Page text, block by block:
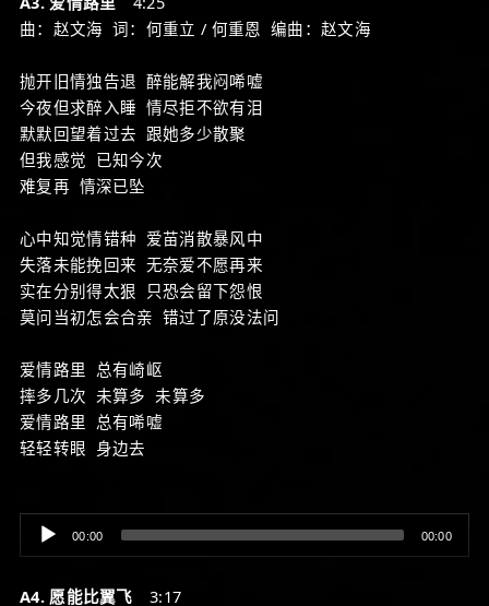
曲：赵文海 词：何重立 / 何重恩 编曲：赵文海
抛开旧情独告退 醉能解我闷唏嘘
今夜但求醉入睡 情尽拒不欲有泪
默默回望着过去 跟她多少散聚
但我感觉 已知今次
难复再 情深已坠
心中知觉情错种 爱苗消散暴风中
失落未能挽回来 无奈爱不愿再来
实在分别得太狠 只恐会留下怨恨
莫问当初怎会合亲 错过了原没法问
爱情路里 总有崎岖
摔多几次 未算多 未算多
爱情路里 总有唏嘘
轻轻转眼 身边去
Audio
Player
00:00 00:00
A4. 愿能比翼飞 3:17